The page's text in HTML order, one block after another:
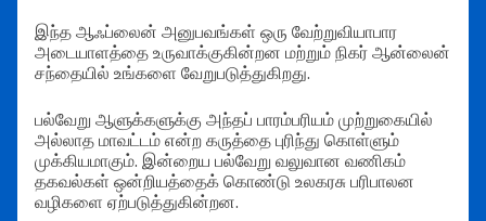
இந்த ஆஃப்லைன் அனுபவங்கள் ஒரு வேற்றுவியாபார
அடையாளத்தை உருவாக்குகின்றன மற்றும் நிகர் ஆன்லைன்
சந்தையில் உங்களை வேறுபடுத்துகிறது.
பல்வேறு ஆளுக்களுக்கு அந்தப் பாரம்பரியம் முற்றுகையில்
அல்லாத மாவட்டம் என்ற கருத்தை புரிந்து கொள்ளும்
முக்கியமாகும். இன்றைய பல்வேறு வலுவான வணிகம்
தகவல்கள் ஒன்றியத்தைக் கொண்டு உலகரசு பரிபாலன
வழிகளை ஏற்படுத்துகின்றன.